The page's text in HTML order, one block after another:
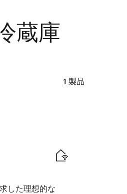
蔵庫
1 製品
した理想的な